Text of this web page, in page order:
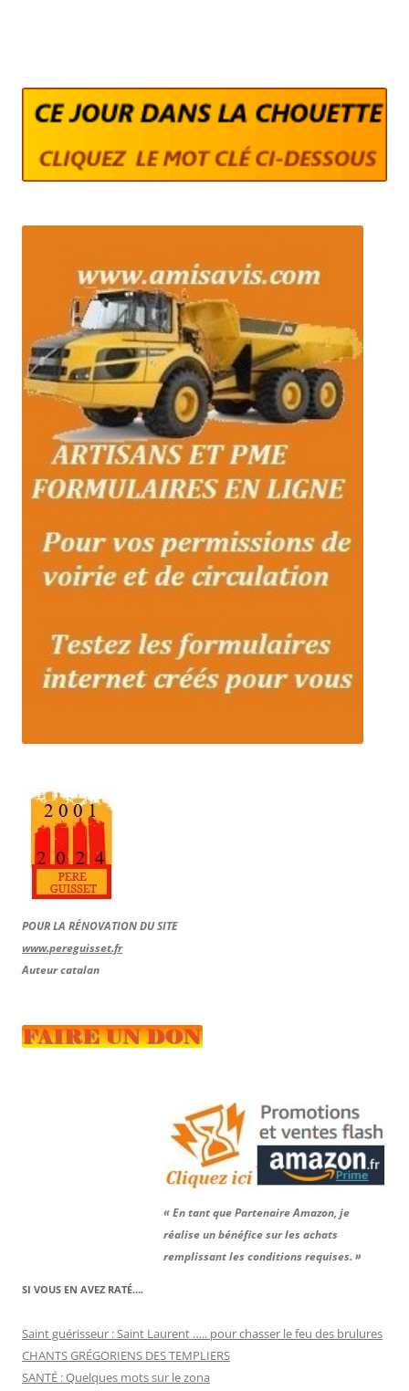
POUR LA RÉNOVATION DU SITE
www.pereguisset.fr
Auteur catalan
« En tant que Partenaire Amazon, je
réalise un bénéfice sur les achats
remplissant les conditions requises. »
SI VOUS EN AVEZ RATÉ….
Saint guérisseur : Saint Laurent ….. pour chasser le feu des brulures
CHANTS GRÉGORIENS DES TEMPLIERS
SANTÉ : Quelques mots sur le zona